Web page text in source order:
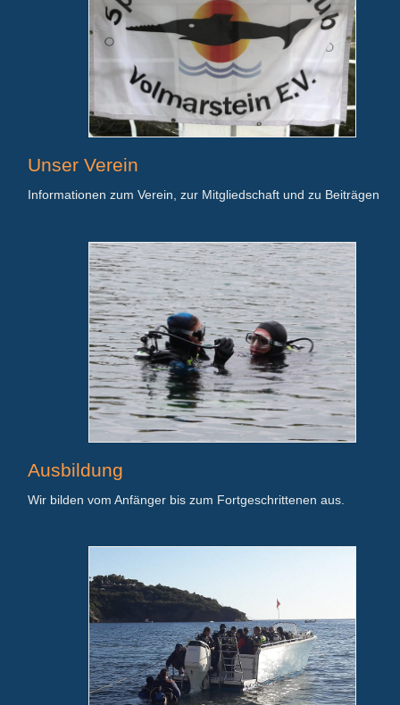
Unser Verein
Informationen zum Verein, zur Mitgliedschaft und zu Beiträgen
Ausbildung
Wir bilden vom Anfänger bis zum Fortgeschrittenen aus.